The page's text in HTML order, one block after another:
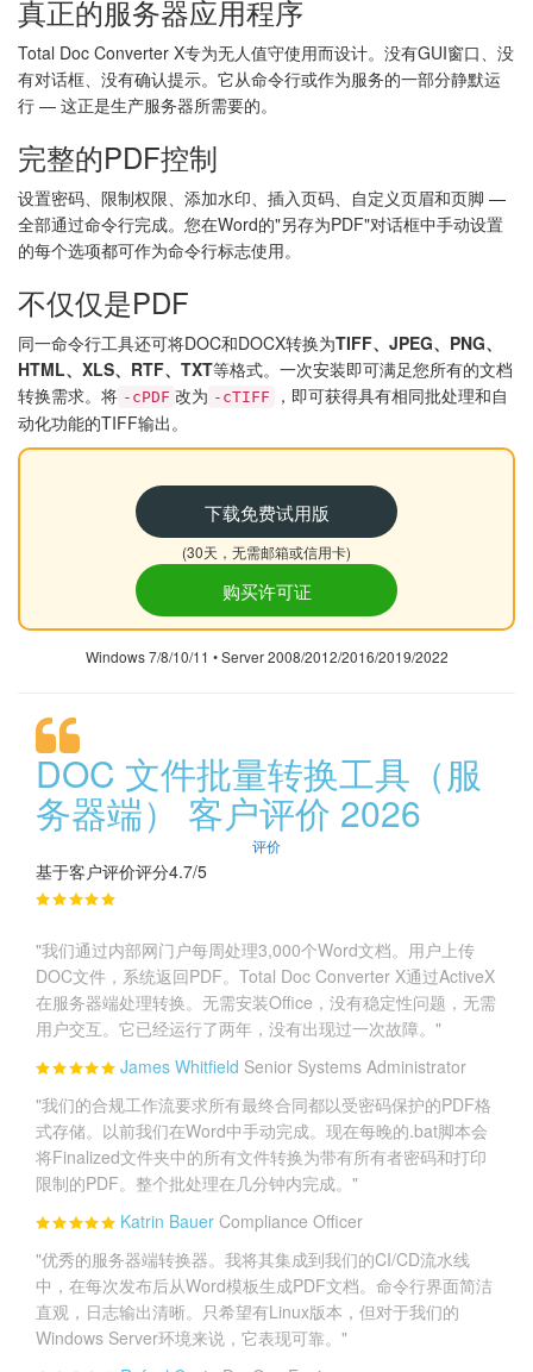
真正的服务器应用程序
Total Doc Converter X专为无人值守使用而设计。没有GUI窗口、没
有对话框、没有确认提示。它从命令行或作为服务的一部分静默运
行 — 这正是生产服务器所需要的。
完整的PDF控制
设置密码、限制权限、添加水印、插入页码、自定义页眉和页脚 —
全部通过命令行完成。您在Word的"另存为PDF"对话框中手动设置
的每个选项都可作为命令行标志使用。
不仅仅是PDF
同一命令行工具还可将DOC和DOCX转换为TIFF、JPEG、PNG、
HTML、XLS、RTF、TXT等格式。一次安装即可满足您所有的文档
转换需求。将 -cPDF 改为 -cTIFF
，即可获得具有相同批处理和自
动化功能的TIFF输出。
下载免费试用版
(30天，无需邮箱或信用卡)
购买许可证
Windows 7/8/10/11 • Server 2008/2012/2016/2019/2022
DOC 文件批量转换工具（服
务器端） 客户评价 2026
评价
基于客户评价评分4.7/5
"我们通过内部网门户每周处理3,000个Word文档。用户上传
DOC文件，系统返回PDF。Total Doc Converter X通过ActiveX
在服务器端处理转换。无需安装Office，没有稳定性问题，无需
用户交互。它已经运行了两年，没有出现过一次故障。"
James Whitfield Senior Systems Administrator
"我们的合规工作流要求所有最终合同都以受密码保护的PDF格
式存储。以前我们在Word中手动完成。现在每晚的.bat脚本会
将Finalized文件夹中的所有文件转换为带有所有者密码和打印
限制的PDF。整个批处理在几分钟内完成。"
Katrin Bauer Compliance Officer
"优秀的服务器端转换器。我将其集成到我们的CI/CD流水线
中，在每次发布后从Word模板生成PDF文档。命令行界面简洁
直观，日志输出清晰。只希望有Linux版本，但对于我们的
Windows Server环境来说，它表现可靠。"